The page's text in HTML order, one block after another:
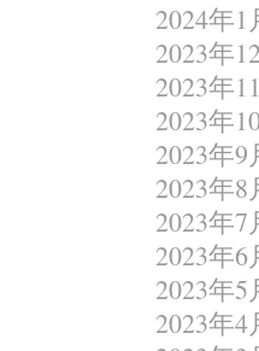
2024年1
2023年
2023年
2023年
2023年9
2023年8
2023年7
2023年6
2023年5
2023年4